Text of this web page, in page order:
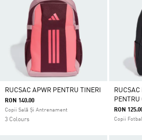
RUCSAC APWR PENTRU TINERI
RON 140.00
Copii Sală Și Antrenament
3 Colours
PENTRU
RON
Copii Fotbal